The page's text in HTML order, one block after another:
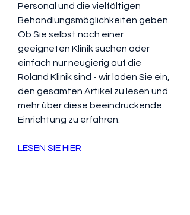
Personal und die vielfältigen
Behandlungsmöglichkeiten geben.
Ob Sie selbst nach einer
geeigneten Klinik suchen oder
einfach nur neugierig auf die
Roland Klinik sind - wir laden Sie ein,
den gesamten Artikel zu lesen und
mehr über diese beeindruckende
Einrichtung zu erfahren.
LESEN SIE HIER